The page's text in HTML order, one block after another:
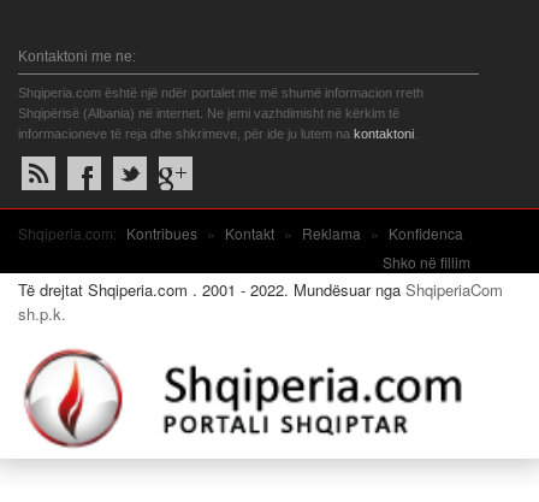
Kontaktoni me ne:
Shqiperia.com është një ndër portalet me më shumë informacion rreth
Shqipërisë (Albania) në internet. Ne jemi vazhdimisht në kërkim të
informacioneve të reja dhe shkrimeve, për ide ju lutem na kontaktoni.
Shqiperia.com: Kontribues » Kontakt » Reklama »
Konfidenca
Shko në fillim
Të drejtat Shqiperia.com . 2001 - 2022. Mundësuar nga ShqiperiaCom
sh.p.k.